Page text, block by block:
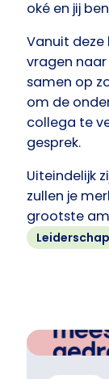
oké en jij
Vanuit deze
vragen
samen op
om de
collega te
gesprek.
Uiteindelijk
zullen je
grootste
Leiderschap